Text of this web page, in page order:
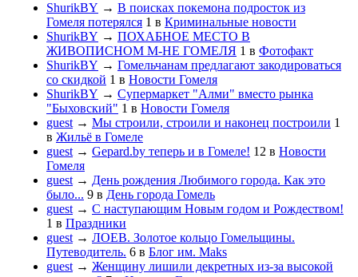
ShurikBY → В поисках покемона подросток из
Гомеля потерялся 1 в Криминальные новости
ShurikBY → ПОХАБНОЕ МЕСТО В
ЖИВОПИСНОМ М-НЕ ГОМЕЛЯ 1 в Фотофакт
ShurikBY → Гомельчанам предлагают закодироваться
со скидкой 1 в Новости Гомеля
ShurikBY → Супермаркет "Алми" вместо рынка
"Быховский" 1 в Новости Гомеля
guest → Мы строили, строили и наконец построили 1
в Жильё в Гомеле
guest → Gepard.by теперь и в Гомеле! 12 в Новости
Гомеля
guest → День рождения Любимого города. Как это
было... 9 в День города Гомель
guest → С наступающим Новым годом и Рождеством!
1 в Праздники
guest → ЛОЕВ. Золотое кольцо Гомельщины.
Путеводитель. 6 в Блог им. Maks
guest → Женщину лишили декретных из-за высокой